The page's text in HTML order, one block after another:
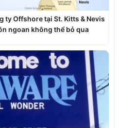
ty Offshore tại St. Kitts & Nevis
ngoan không thể bỏ qua